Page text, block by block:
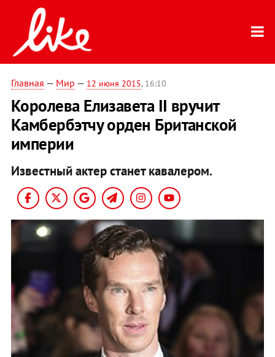
Главная — Мир — 12 июня 2015, 16:10
Королева Елизавета ІІ вручит
Камбербэтчу орден Британской
империи
Известный актер станет кавалером.